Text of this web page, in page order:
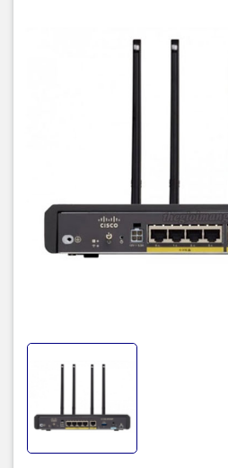
● Speed and link
(green).
LTE Advanced
Yes with Pluggable
100 to 240 VAC
Maximum
output power